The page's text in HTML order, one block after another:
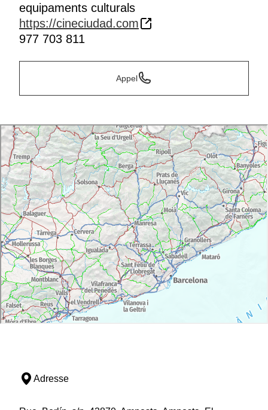
equipaments culturals
https://cineciudad.com
977 703 811
Appel
Adresse